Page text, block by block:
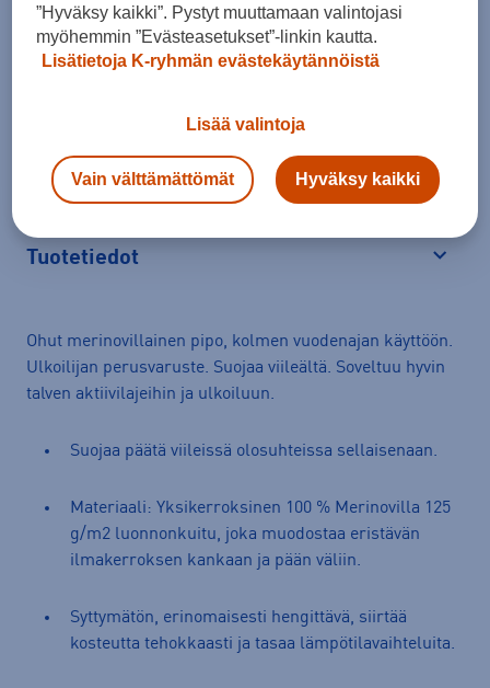
Tilaus- ja toimituskulut
Ilmainen palautus
Tuotetiedot
Ohut merinovillainen pipo, kolmen vuodenajan käyttöön.
Ulkoilijan perusvaruste. Suojaa viileältä. Soveltuu hyvin
talven aktiivilajeihin ja ulkoiluun.
Suojaa päätä viileissä olosuhteissa sellaisenaan.
Materiaali: Yksikerroksinen 100 % Merinovilla 125
g/m2 luonnonkuitu, joka muodostaa eristävän
ilmakerroksen kankaan ja pään väliin.
Syttymätön, erinomaisesti hengittävä, siirtää
kosteutta tehokkaasti ja tasaa lämpötilavaihteluita.
”Hyväksy kaikki”. Pystyt muuttamaan valintojasi
myöhemmin ”Evästeasetukset”-linkin kautta.
Lisätietoja K-ryhmän evästekäytännöistä
Lisää valintoja
Vain välttämättömät Hyväksy kaikki